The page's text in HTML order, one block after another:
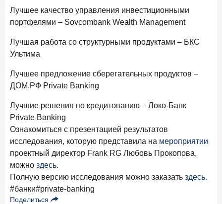
игроки меняют рынок инвестиций
19 декабря 2025 года ИССЛЕДОВАНИЕ
В эпоху дуополии маркетплейсов селлеры ищут
новые финансовые решения
Ипотека 2025–2026: стресс‑тест высокими ставками и
прогнозы на восстановление
8 декабря 2025 года ИССЛЕДОВАНИЕ
По итогам ноября 2025 года объем выдач кредитов
составил 1 027 млрд руб.
5 декабря 2025 года
Эмоции, эксклюзив и вовлечение: новая формула
банковской лояльности
3 декабря 2025 года
Почему опытные инвесторы в России чувствуют себя
Лучшее качество управления инвестиционными
портфелями – Sovcombank Wealth Management
Лучшая работа со структурными продуктами – БКС
Ультима
Лучшее предложение сберегательных продуктов –
ДОМ.РФ Private Banking
Лучшие решения по кредитованию – Локо-Банк
Private Banking
Ознакомиться с презентацией результатов
исследования, которую представила на мероприятии
проектный директор Frank RG Любовь Прокопова,
можно здесь.
Полную версию исследования можно заказать здесь.
#банки#private-banking
Поделиться